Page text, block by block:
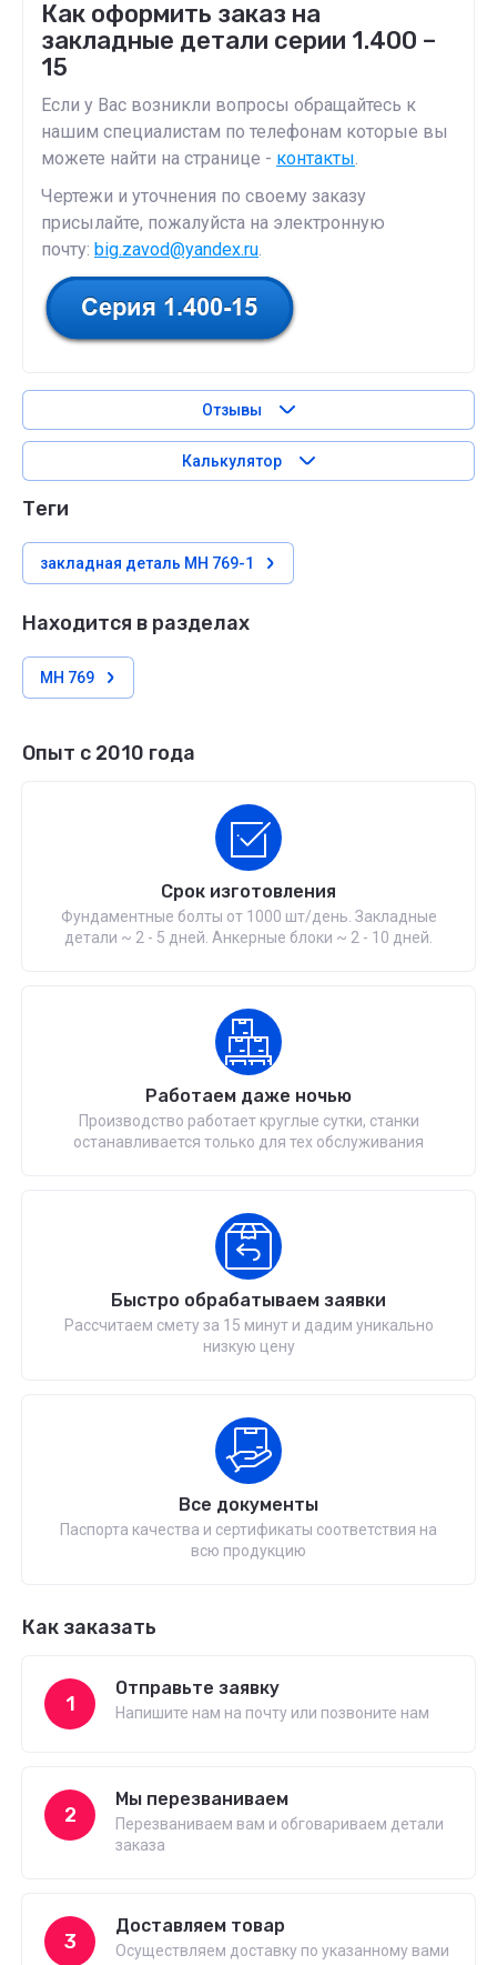
Как оформить заказ на
закладные детали серии 1.400 –
15
Если у Вас возникли вопросы обращайтесь к
нашим специалистам по телефонам которые вы
можете найти на странице - контакты
Чертежи и уточнения по своему заказу
присылайте, пожалуйста на электронную
почту: big.zavod@yandex.ru
Отзывы
Калькулятор
теги
закладная деталь МН 769-1
Находится в разделах
МН 769
Опыт с 2010 года
Срок изготовления
Фундаментные болты от 1000 шт/день. Закладные
детали ~ 2 - 5 дней. Анкерные блоки ~ 2 - 10 дней.
Работаем даже ночью
Производство работает круглые сутки, станки
останавливается только для тех обслуживания
Быстро обрабатываем заявки
Рассчитаем смету за 15 минут и дадим уникально
низкую цену
Все документы
Паспорта качества и сертификаты соответствия на
всю продукцию
Как заказать
1
Отправьте заявку
Напишите нам на почту или позвоните нам
2
Мы перезваниваем
Перезваниваем вам и обговариваем детали
заказа
3
Доставляем товар
Осуществляем доставку по указанному вами